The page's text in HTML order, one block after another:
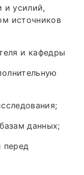
и усилий,
источников
и кафедры
данных;
перед